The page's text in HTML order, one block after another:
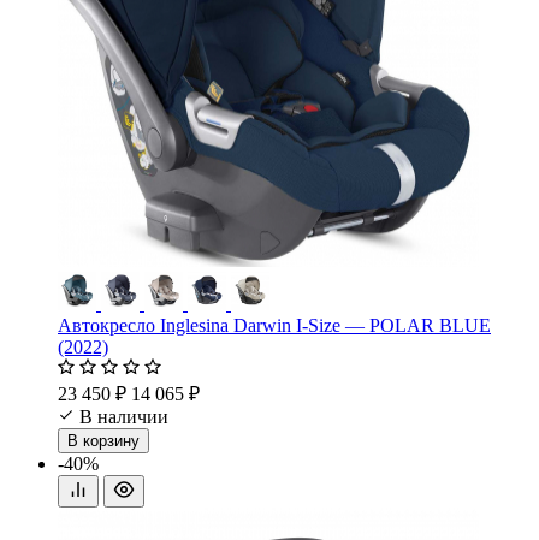
Автокресло Inglesina Darwin I-Size — POLAR BLUE
(2022)
23 450 ₽ 14 065 ₽
В наличии
В корзину
-40%